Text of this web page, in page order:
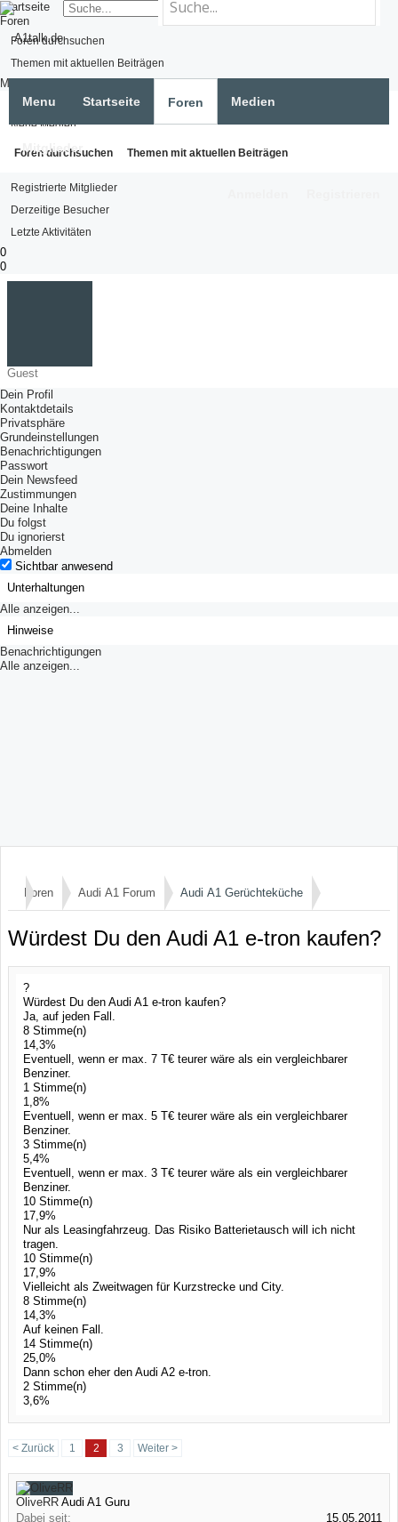
Startseite
Foren
Foren durchsuchen
Themen mit aktuellen Beiträgen
Medien
Medien suchen
Neue Medien
Mitglieder
Registrierte Mitglieder
Derzeitige Besucher
Letzte Aktivitäten
0
0
Guest
Dein Profil
Kontaktdetails
Privatsphäre
Grundeinstellungen
Benachrichtigungen
Passwort
Dein Newsfeed
Zustimmungen
Deine Inhalte
Du folgst
Du ignorierst
Abmelden
Sichtbar anwesend
Unterhaltungen
Alle anzeigen...
Hinweise
Benachrichtigungen
Alle anzeigen...
Menu Startseite Foren
Foren durchsuchen Themen mit aktuellen Beiträgen
Medien
Mitglieder
Foren Audi A1 Forum Audi A1 Gerüchteküche
Würdest Du den Audi A1 e-tron kaufen?
?
Würdest Du den Audi A1 e-tron kaufen?
Ja, auf jeden Fall.
8 Stimme(n)
14,3%
Eventuell, wenn er max. 7 T€ teurer wäre als ein vergleichbarer
Benziner.
1 Stimme(n)
1,8%
Eventuell, wenn er max. 5 T€ teurer wäre als ein vergleichbarer
Benziner.
3 Stimme(n)
5,4%
Eventuell, wenn er max. 3 T€ teurer wäre als ein vergleichbarer
Benziner.
10 Stimme(n)
17,9%
Nur als Leasingfahrzeug. Das Risiko Batterietausch will ich nicht
tragen.
10 Stimme(n)
17,9%
Vielleicht als Zweitwagen für Kurzstrecke und City.
8 Stimme(n)
14,3%
Auf keinen Fall.
14 Stimme(n)
25,0%
Dann schon eher den Audi A2 e-tron.
2 Stimme(n)
3,6%
< Zurück 1 2 3 Weiter >
OliveRR Audi A1 Guru
Dabei seit:
15.05.2011